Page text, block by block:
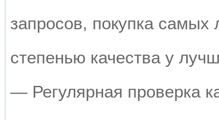
запросов, покупка
степенью качества у
— Регулярная проверка